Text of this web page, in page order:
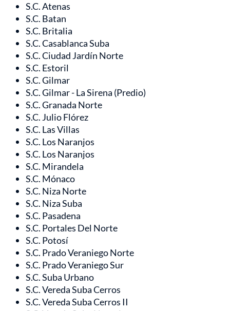
S.C. Atenas
S.C. Batan
S.C. Britalia
S.C. Casablanca Suba
S.C. Ciudad Jardín Norte
S.C. Estoril
S.C. Gilmar
S.C. Gilmar - La Sirena (Predio)
S.C. Granada Norte
S.C. Julio Flórez
S.C. Las Villas
S.C. Los Naranjos
S.C. Los Naranjos
S.C. Mirandela
S.C. Mónaco
S.C. Niza Norte
S.C. Niza Suba
S.C. Pasadena
S.C. Portales Del Norte
S.C. Potosí
S.C. Prado Veraniego Norte
S.C. Prado Veraniego Sur
S.C. Suba Urbano
S.C. Vereda Suba Cerros
S.C. Vereda Suba Cerros II